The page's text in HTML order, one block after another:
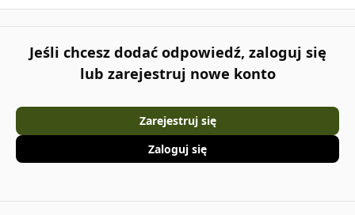
Jeśli chcesz dodać odpowiedź, zaloguj się
lub zarejestruj nowe konto
Zarejestruj się
Zaloguj się